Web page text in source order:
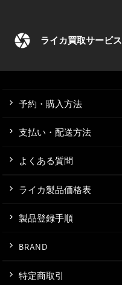
camera ライカ買取サービス
予約・購入方法
支払い・配送方法
よくある質問
ライカ製品価格表
製品登録手順
BRAND
特定商取引